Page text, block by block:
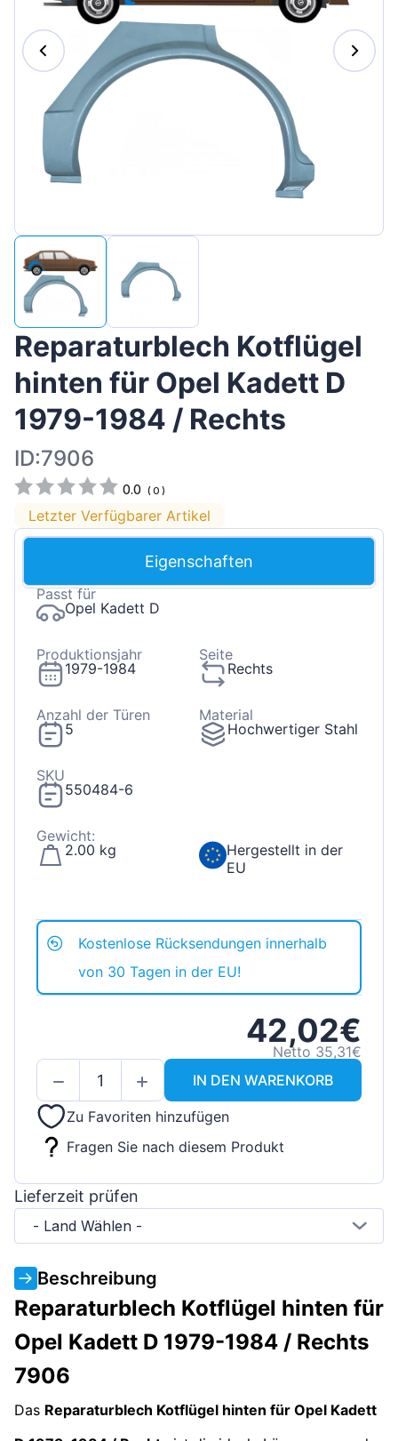
Magyar
Lietuvių
Hrvatski
Reparaturblech Kotflügel
hinten für Opel Kadett D
1979-1984 / Rechts
ID:7906
0.0 (0 )
Letzter Verfügbarer Artikel
Eigenschaften
Passt für
Opel Kadett D
Produktionsjahr
1979-1984
Seite
Rechts
Anzahl der Türen
5
Material
Hochwertiger Stahl
SKU
550484-6
Gewicht:
2.00 kg
Hergestellt in der
EU
Kostenlose Rücksendungen innerhalb
von 30 Tagen in der EU!
42,02€
Netto 35,31€
IN DEN WARENKORB
Zu Favoriten hinzufügen
Fragen Sie nach diesem Produkt
Lieferzeit prüfen
- Land Wählen -
Beschreibung
Reparaturblech Kotflügel hinten für
Opel Kadett D 1979-1984 / Rechts
7906
Das Reparaturblech Kotflügel hinten für Opel Kadett